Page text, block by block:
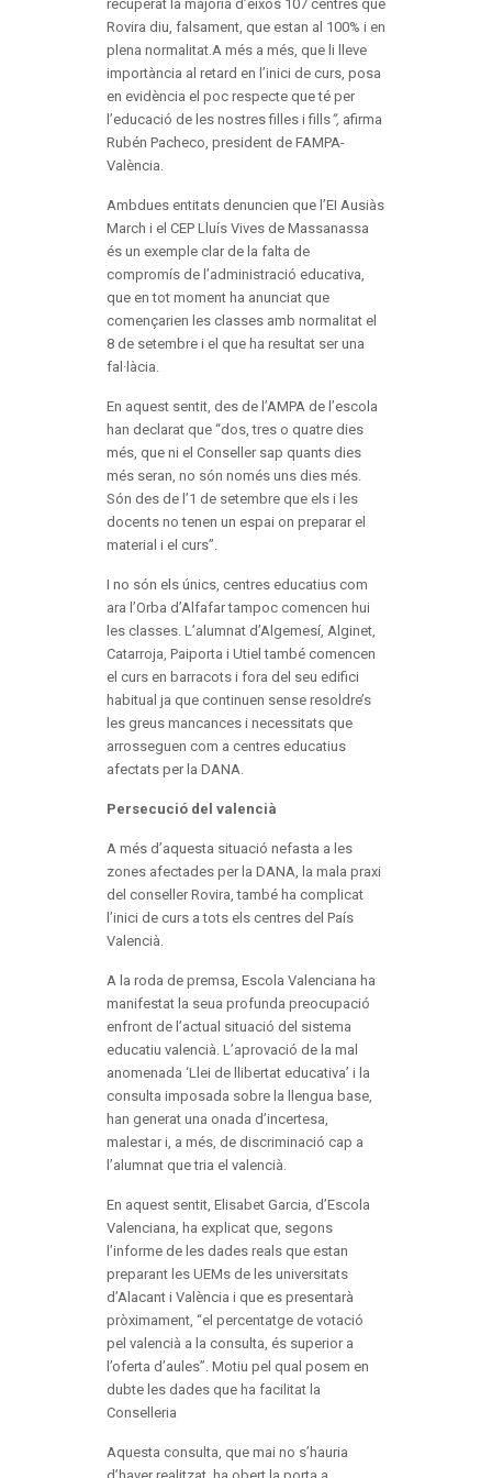
recuperat la majoria d’eixos 107 centres que
Rovira diu, falsament, que estan al 100% i en
plena normalitat.A més a més, que li lleve
importància al retard en l’inici de curs, posa
en evidència el poc respecte que té per
l’educació de les nostres filles i fills”, afirma
Rubén Pacheco, president de FAMPA-
València.
Ambdues entitats denuncien que l’EI Ausiàs
March i el CEP Lluís Vives de Massanassa
és un exemple clar de la falta de
compromís de l’administració educativa,
que en tot moment ha anunciat que
començarien les classes amb normalitat el
8 de setembre i el que ha resultat ser una
fal·làcia.
En aquest sentit, des de l’AMPA de l’escola
han declarat que “dos, tres o quatre dies
més, que ni el Conseller sap quants dies
més seran, no són només uns dies més.
Són des de l’1 de setembre que els i les
docents no tenen un espai on preparar el
material i el curs”.
I no són els únics, centres educatius com
ara l’Orba d’Alfafar tampoc comencen hui
les classes. L’alumnat d’Algemesí, Alginet,
Catarroja, Paiporta i Utiel també comencen
el curs en barracots i fora del seu edifici
habitual ja que continuen sense resoldre’s
les greus mancances i necessitats que
arrosseguen com a centres educatius
afectats per la DANA.
Persecució del valencià
A més d’aquesta situació nefasta a les
zones afectades per la DANA, la mala praxi
del conseller Rovira, també ha complicat
l’inici de curs a tots els centres del País
Valencià.
A la roda de premsa, Escola Valenciana ha
manifestat la seua profunda preocupació
enfront de l’actual situació del sistema
educatiu valencià. L’aprovació de la mal
anomenada ‘Llei de llibertat educativa’ i la
consulta imposada sobre la llengua base,
han generat una onada d’incertesa,
malestar i, a més, de discriminació cap a
l’alumnat que tria el valencià.
En aquest sentit, Elisabet Garcia, d’Escola
Valenciana, ha explicat que, segons
l’informe de les dades reals que estan
preparant les UEMs de les universitats
d’Alacant i València i que es presentarà
pròximament, “el percentatge de votació
pel valencià a la consulta, és superior a
l’oferta d’aules”. Motiu pel qual posem en
dubte les dades que ha facilitat la
Conselleria
Aquesta consulta, que mai no s’hauria